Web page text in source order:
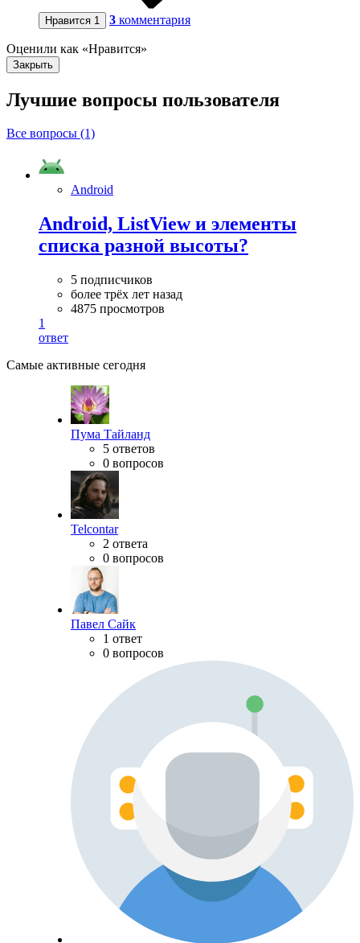
Нравится 1 3 комментария
Оценили как «Нравится»
Закрыть
Лучшие вопросы пользователя
Все вопросы (1)
Android
Android, ListView и элементы
списка разной высоты?
5 подписчиков
более трёх лет назад
4875 просмотров
1
ответ
Самые активные сегодня
Пума Тайланд
5 ответов
0 вопросов
Telcontar
2 ответа
0 вопросов
Павел Сайк
1 ответ
0 вопросов